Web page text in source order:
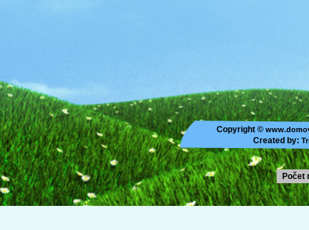
Copyright ©
Created by:
Počet